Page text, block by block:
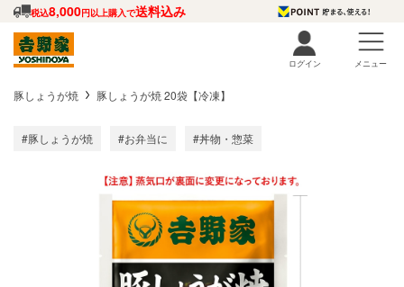
税込8,000円以上購入で送料込み
ログイン メニュー
豚しょうが焼 豚しょうが焼 20袋【冷凍】
#豚しょうが焼 #お弁当に #丼物・惣菜